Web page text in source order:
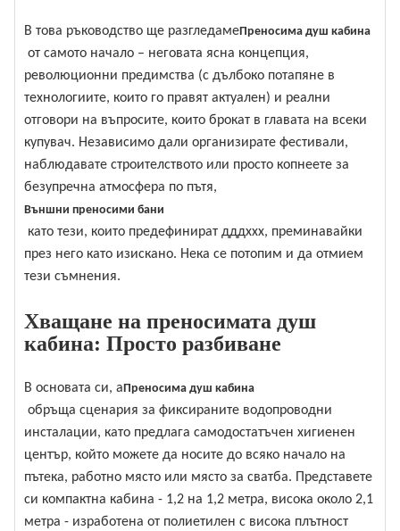
В това ръководство ще разгледамеПреносима душ кабина
от самото начало – неговата ясна концепция,
революционни предимства (с дълбоко потапяне в
технологиите, които го правят актуален) и реални
отговори на въпросите, които брокат в главата на всеки
купувач. Независимо дали организирате фестивали,
наблюдавате строителството или просто копнеете за
безупречна атмосфера по пътя,
Външни преносими бани
като тези, които предефинират дддххх, преминавайки
през него като изискано. Нека се потопим и да отмием
тези съмнения.
Хващане на преносимата душ
кабина: Просто разбиване
В основата си, aПреносима душ кабина
обръща сценария за фиксираните водопроводни
инсталации, като предлага самодостатъчен хигиенен
център, който можете да носите до всяко начало на
пътека, работно място или място за сватба. Представете
си компактна кабина - 1,2 на 1,2 метра, висока около 2,1
метра - изработена от полиетилен с висока плътност